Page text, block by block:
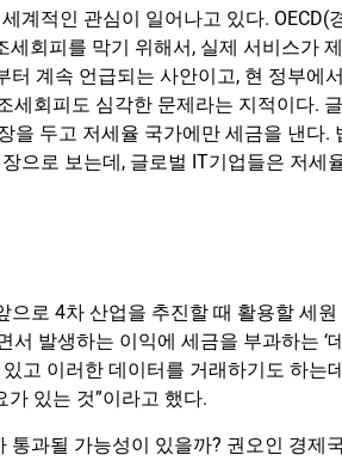
계적인 관심이 일어나고 있다. OECD(
회피를 막기 위해서, 실제 서비스가 제
계속 언급되는 사안이고, 현 정부에서
세회피도 심각한 문제라는 지적이다. 글
을 두고 저세율 국가에만 세금을 낸다.
으로 보는데, 글로벌 IT기업들은 저세
으로 4차 산업을 추진할 때 활용할 세원
발생하는 이익에 세금을 부과하는 ‘데
고 이러한 데이터를 거래하기도 하는
있는 것”이라고 했다.
통과될 가능성이 있을까? 권오인 경제